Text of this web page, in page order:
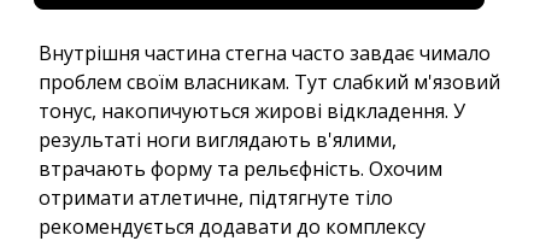
Внутрішня частина стегна часто завдає чимало
проблем своїм власникам. Тут слабкий м'язовий
тонус, накопичуються жирові відкладення. У
результаті ноги виглядають в'ялими,
втрачають форму та рельєфність. Охочим
отримати атлетичне, підтягнуте тіло
рекомендується додавати до комплексу